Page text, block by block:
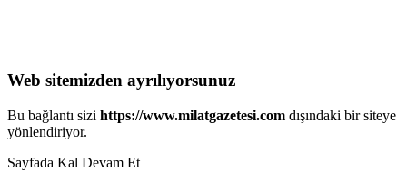
Web sitemizden ayrılıyorsunuz
Bu bağlantı sizi https://www.milatgazetesi.com dışındaki bir siteye
yönlendiriyor.
Sayfada Kal Devam Et